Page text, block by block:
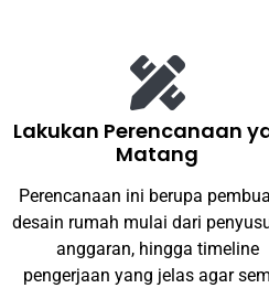
Lakukan Perencanaan
Matang
Perencanaan ini berupa
desain rumah mulai dari
anggaran, hingga timeline
pengerjaan yang jelas agar